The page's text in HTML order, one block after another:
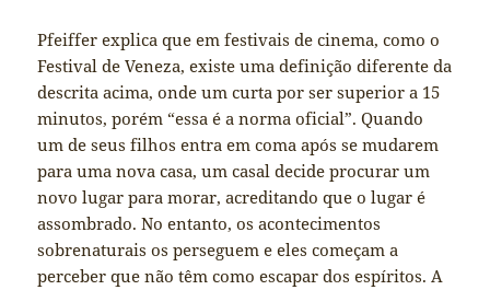
Pfeiffer explica que em festivais de cinema, como o
Festival de Veneza, existe uma definição diferente da
descrita acima, onde um curta por ser superior a 15
minutos, porém “essa é a norma oficial”. Quando
um de seus filhos entra em coma após se mudarem
para uma nova casa, um casal decide procurar um
novo lugar para morar, acreditando que o lugar é
assombrado. No entanto, os acontecimentos
sobrenaturais os perseguem e eles começam a
perceber que não têm como escapar dos espíritos. A